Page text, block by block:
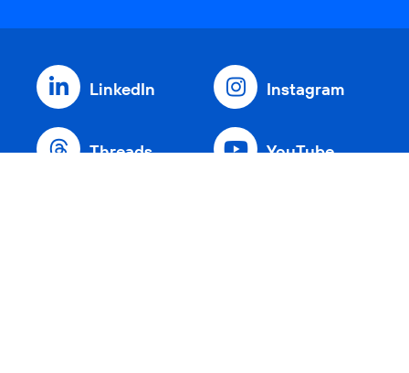
LinkedIn Instagram
Threads YouTube